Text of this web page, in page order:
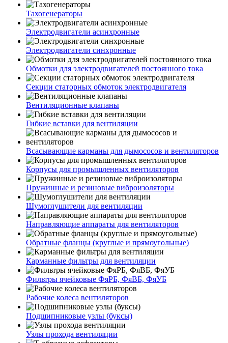
Тахогенераторы
Электродвигатели асинхронные
Электродвигатели синхронные
Обмотки для электродвигателей постоянного тока
Секции статорных обмоток электродвигателя
Вентиляционные клапаны
Гибкие вставки для вентиляции
Всасывающие карманы для дымососов и вентиляторов
Корпусы для промышленных вентиляторов
Пружинные и резиновые виброизоляторы
Шумоглушители для вентиляции
Направляющие аппараты для вентиляторов
Обратные фланцы (круглые и прямоугольные)
Карманные фильтры для вентиляции
Фильтры ячейковые ФяРБ, ФяВБ, ФяУБ
Рабочие колеса вентиляторов
Подшипниковые узлы (буксы)
Узлы прохода вентиляции